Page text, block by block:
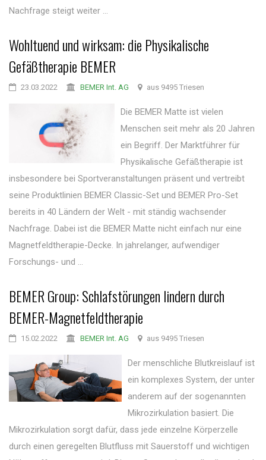
Nachfrage steigt weiter ...
Wohltuend und wirksam: die Physikalische
Gefäßtherapie BEMER
23.03.2022 BEMER Int. AG aus 9495 Triesen
Die BEMER Matte ist vielen
Menschen seit mehr als 20 Jahren
ein Begriff. Der Marktführer für
Physikalische Gefäßtherapie ist
insbesondere bei Sportveranstaltungen präsent und vertreibt
seine Produktlinien BEMER Classic-Set und BEMER Pro-Set
bereits in 40 Ländern der Welt - mit ständig wachsender
Nachfrage. Dabei ist die BEMER Matte nicht einfach nur eine
Magnetfeldtherapie-Decke. In jahrelanger, aufwendiger
Forschungs- und ...
BEMER Group: Schlafstörungen lindern durch
BEMER-Magnetfeldtherapie
15.02.2022 BEMER Int. AG aus 9495 Triesen
Der menschliche Blutkreislauf ist
ein komplexes System, der unter
anderem auf der sogenannten
Mikrozirkulation basiert. Die
Mikrozirkulation sorgt dafür, dass jede einzelne Körperzelle
durch einen geregelten Blutfluss mit Sauerstoff und wichtigen